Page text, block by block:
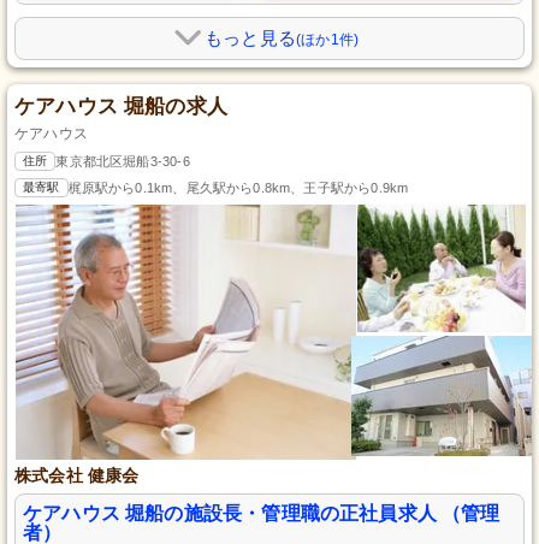
もっと見る(ほか1件)
ケアハウス 堀船の求人
ケアハウス
住所 東京都北区堀船3-30-6
最寄駅 梶原駅から0.1km、尾久駅から0.8km、王子駅から0.9km
株式会社 健康会
ケアハウス 堀船の施設長・管理職の正社員求人 （管理
者）